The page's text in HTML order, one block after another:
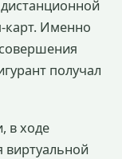
карт. Именно
получал
в ходе
виртуальной